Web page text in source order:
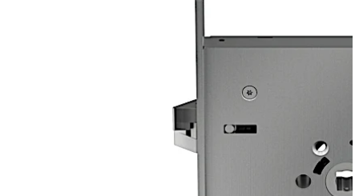
100/250, come sistema autarchico con tutte le funzioni
a disposizione mediante un’unità di comando SVP-S 4x
DCW o analogica (solo apertura/chiusura). Mediante un
LED aggiuntivo è possibile visualizzare lo stato
operativo e i messaggi di errore direttamente sulla
La serratura è adatta per l'impiego in vie di fuga e di
soccorso ai sensi della EN 179 e della EN 1125 per porte